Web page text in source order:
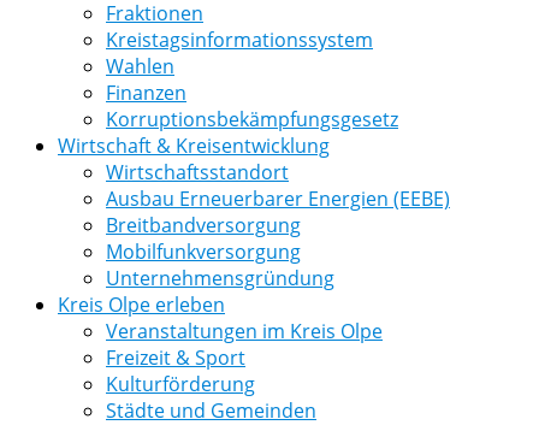
Fraktionen
Kreistagsinformationssystem
Wahlen
Finanzen
Korruptionsbekämpfungsgesetz
Wirtschaft & Kreisentwicklung
Wirtschaftsstandort
Ausbau Erneuerbarer Energien (EEBE)
Breitbandversorgung
Mobilfunkversorgung
Unternehmensgründung
Kreis Olpe erleben
Veranstaltungen im Kreis Olpe
Freizeit & Sport
Kulturförderung
Städte und Gemeinden